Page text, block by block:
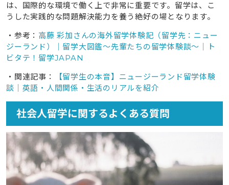
は、国際的な環境で働く上で非常に重要です。留学は、こ
うした実践的な問題解決能力を養う絶好の場となります。
・参考： 高藤 彩加さんの海外留学体験記（留学先：ニュー
ジーランド）｜留学大図鑑～先輩たちの留学体験談～｜ト
ビタテ！留学JAPAN
・関連記事：
【留学生の本音】ニュージーランド留学体験
談｜英語・人間関係・生活のリアルを紹介
社会人留学に関するよくある質問